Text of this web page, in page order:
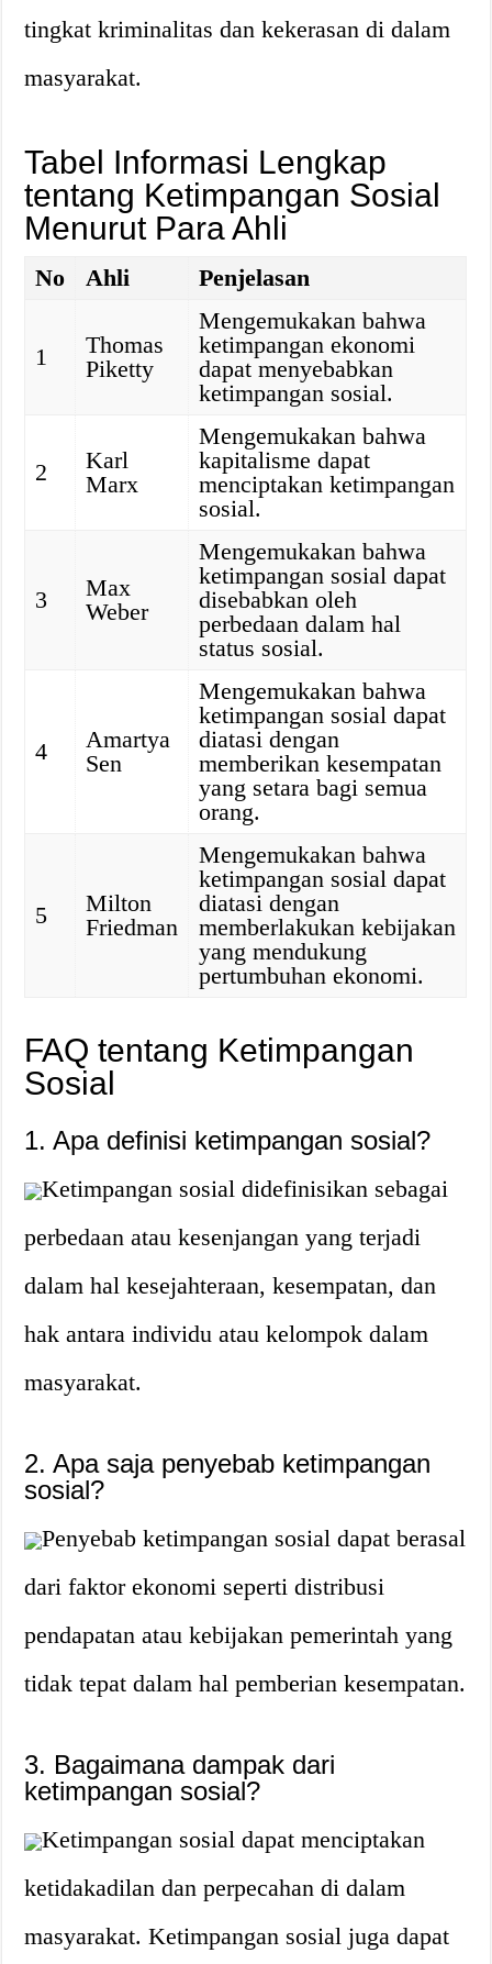
tingkat kriminalitas dan kekerasan di dalam
masyarakat.
Tabel Informasi Lengkap
tentang Ketimpangan Sosial
Menurut Para Ahli
No Ahli Penjelasan
1
Thomas
Piketty
Mengemukakan bahwa
ketimpangan ekonomi
dapat menyebabkan
ketimpangan sosial.
2
Karl
Marx
Mengemukakan bahwa
kapitalisme dapat
menciptakan ketimpangan
sosial.
3
Max
Weber
Mengemukakan bahwa
ketimpangan sosial dapat
disebabkan oleh
perbedaan dalam hal
status sosial.
4
Amartya
Sen
Mengemukakan bahwa
ketimpangan sosial dapat
diatasi dengan
memberikan kesempatan
yang setara bagi semua
orang.
5
Milton
Friedman
Mengemukakan bahwa
ketimpangan sosial dapat
diatasi dengan
memberlakukan kebijakan
yang mendukung
pertumbuhan ekonomi.
FAQ tentang Ketimpangan
Sosial
1. Apa definisi ketimpangan sosial?
Ketimpangan sosial didefinisikan sebagai
perbedaan atau kesenjangan yang terjadi
dalam hal kesejahteraan, kesempatan, dan
hak antara individu atau kelompok dalam
masyarakat.
2. Apa saja penyebab ketimpangan
sosial?
Penyebab ketimpangan sosial dapat berasal
dari faktor ekonomi seperti distribusi
pendapatan atau kebijakan pemerintah yang
tidak tepat dalam hal pemberian kesempatan.
3. Bagaimana dampak dari
ketimpangan sosial?
Ketimpangan sosial dapat menciptakan
ketidakadilan dan perpecahan di dalam
masyarakat. Ketimpangan sosial juga dapat